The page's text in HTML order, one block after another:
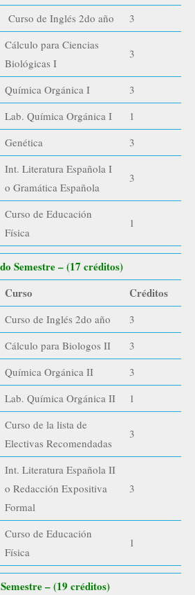
Curso de Inglés 2do año 3
Cálculo para Ciencias
Biológicas I
3
Química Orgánica I
3
Lab. Química Orgánica I
1
Genética
3
Int. Literatura Española I
o Gramática Española
3
Curso de Educación
Física
1
Semestre – (17 créditos)
Curso Créditos
Curso de Inglés 2do año
3
Cálculo para Biologos II
3
Química Orgánica II
3
Lab. Química Orgánica II 1
Curso de la lista de
Electivas Recomendadas
3
Int. Literatura Española II
o Redacción Expositiva
Formal
3
Curso de Educación
Física
1
– (19 créditos)